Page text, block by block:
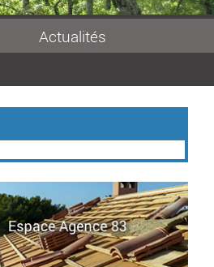
Actualités